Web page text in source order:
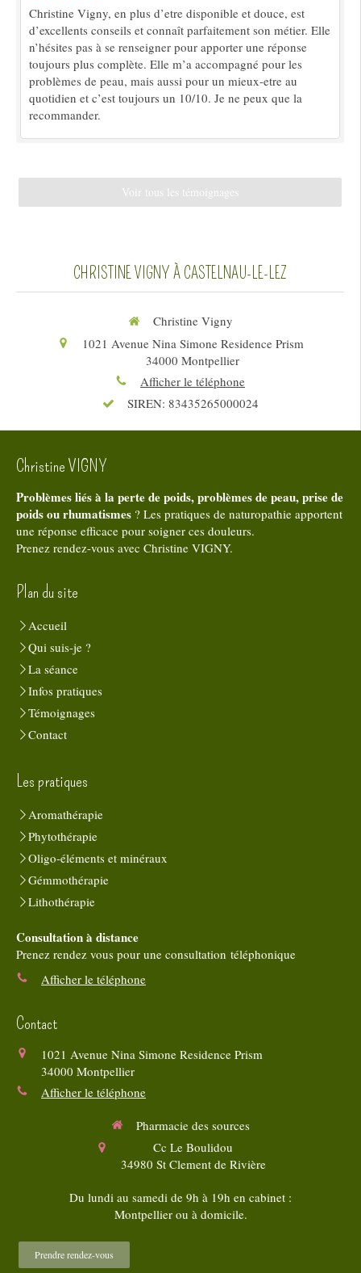
Christine Vigny, en plus d’etre disponible et douce, est
d’excellents conseils et connaît parfaitement son métier. Elle
n’hésites pas à se renseigner pour apporter une réponse
toujours plus complète. Elle m’a accompagné pour les
problèmes de peau, mais aussi pour un mieux-etre au
quotidien et c’est toujours un 10/10. Je ne peux que la
recommander.
Voir tous les témoignages
CHRISTINE VIGNY À CASTELNAU-LE-LEZ
Christine Vigny
1021 Avenue Nina Simone Residence Prism
34000 Montpellier
Afficher le téléphone
SIREN: 83435265000024
Christine VIGNY
Problèmes liés à la perte de poids, problèmes de peau, prise de
poids ou rhumatismes ? Les pratiques de naturopathie apportent
une réponse efficace pour soigner ces douleurs.
Prenez rendez-vous avec Christine VIGNY.
Plan du site
Accueil
Qui suis-je ?
La séance
Infos pratiques
Témoignages
Contact
Les pratiques
Aromathérapie
Phytothérapie
Oligo-éléments et minéraux
Gémmothérapie
Lithothérapie
Consultation à distance
Prenez rendez vous pour une consultation téléphonique
Afficher le téléphone
Contact
1021 Avenue Nina Simone Residence Prism
34000 Montpellier
Afficher le téléphone
Pharmacie des sources
Cc Le Boulidou
34980 St Clement de Rivière
Du lundi au samedi de 9h à 19h en cabinet :
Montpellier ou à domicile.
Prendre rendez-vous